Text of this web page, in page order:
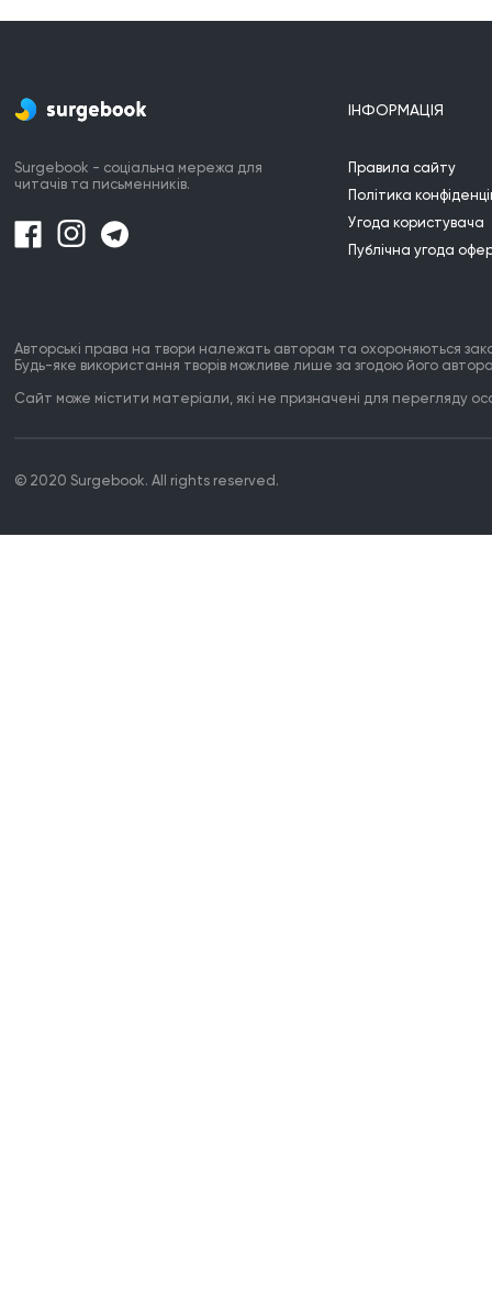
Surgebook - соціальна мережа для
читачів та письменників.
ІНФОРМАЦІЯ
Правила сайту
Політика
Угода користувача
Публічна угода
Авторські права на твори належать авторам та охороняються
Будь-яке використання творів можливе лише за згодою його
Сайт може містити матеріали, які не призначені для перегляду
© 2020 Surgebook. All rights reserved.